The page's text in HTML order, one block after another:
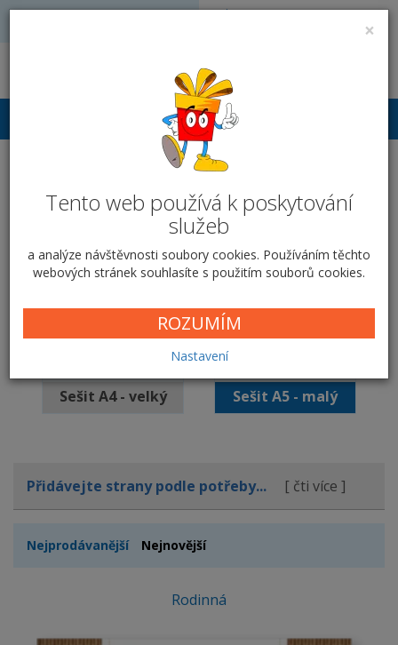
×
Tento web používá k poskytování
služeb
a analýze návštěvnosti soubory cookies. Používáním těchto
webových stránek souhlasíte s použitím souborů cookies.
ROZUMÍM
Nastavení
Volejte: 728 051 909
Přihlášení
Fotosešit A5 - malý
Sešit A4 - velký Sešit A5 - malý
Přidávejte strany podle potřeby... [ čti více ]
Nejprodávanější Nejnovější
Rodinná